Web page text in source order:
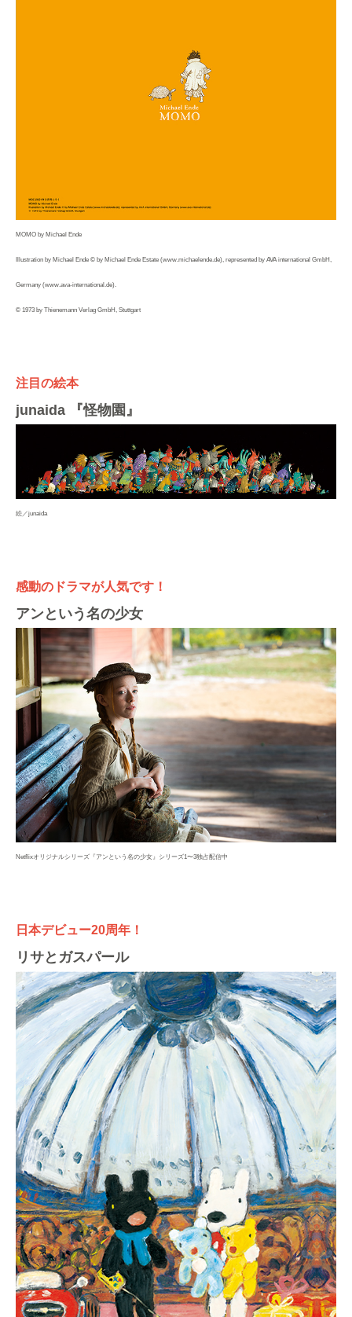
MOMO by Michael Ende
Illustration by Michael Ende © by Michael Ende Estate (www.michaelende.de), represented by AVA international GmbH,
Germany (www.ava-international.de).
© 1973 by Thienemann Verlag GmbH, Stuttgart
注目の絵本
junaida 『怪物園』
絵／junaida
感動のドラマが人気です！
アンという名の少女
Netflixオリジナルシリーズ『アンという名の少女』シリーズ1〜3独占配信中
日本デビュー20周年！
リサとガスパール